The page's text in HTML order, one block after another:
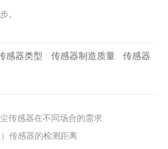
。
感器类型 传感器制造质量 传感器
传感器在不同场合的需求
传感器的检测距离